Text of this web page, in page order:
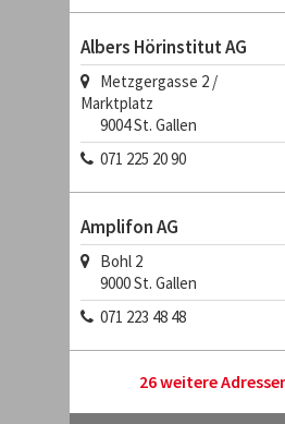
Albers Hörinstitut AG
Metzgergasse 2 /
Marktplatz
9004St. Gallen
071 225 20 90
Amplifon AG
Bohl 2
9000St. Gallen
071 223 48 48
26 weitere